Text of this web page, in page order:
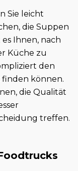
Sie leicht
die Suppen
Ihnen, nach
Küche zu
den
können.
die Qualität
treffen.